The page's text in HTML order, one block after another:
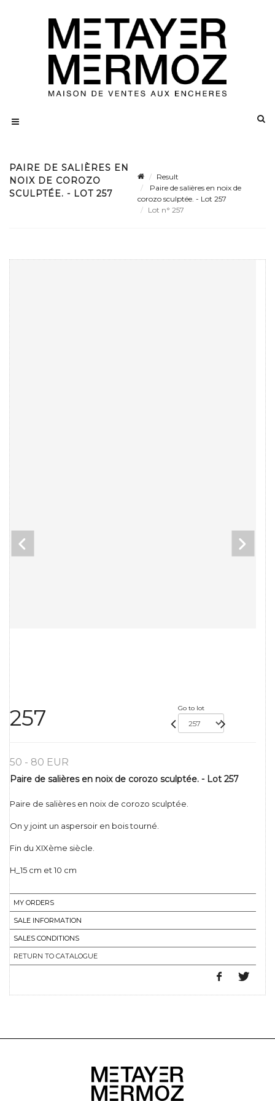
PAIRE DE SALIÈRES EN
NOIX DE COROZO
SCULPTÉE. - LOT 257
Result
Paire de salières en noix de
corozo sculptée. - Lot 257
Lot n° 257
257 Go to lot
50 - 80 EUR
Paire de salières en noix de corozo sculptée. - Lot 257
Paire de salières en noix de corozo sculptée.
On y joint un aspersoir en bois tourné.
Fin du XIXème siècle.
H_15 cm et 10 cm
MY ORDERS
SALE INFORMATION
SALES CONDITIONS
RETURN TO CATALOGUE